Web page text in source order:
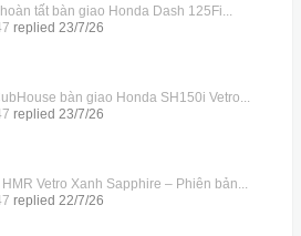
tất bàn giao Honda Dash 125Fi...
replied 23/7/26
bàn giao Honda SH150i Vetro...
replied 23/7/26
Vetro Xanh Sapphire – Phiên bản...
replied 22/7/26